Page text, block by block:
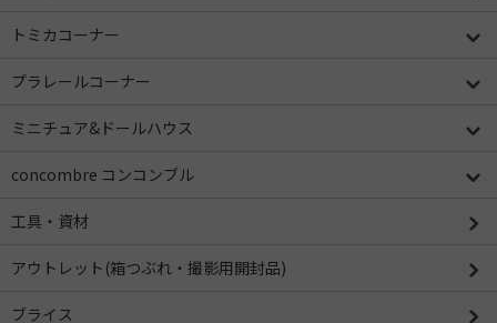
トミカコーナー
プラレールコーナー
ミニチュア&ドールハウス
concombre コンコンブル
工具・資材
アウトレット(箱つぶれ・撮影用開封品)
ブライス